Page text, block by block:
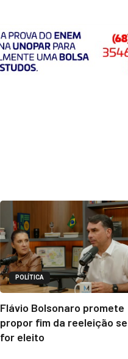
POLÍTICA
Flávio Bolsonaro promete
propor fim da reeleição se
for eleito